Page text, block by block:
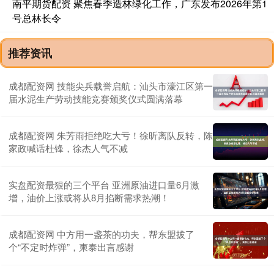
南平期货配资 聚焦春季造林绿化工作，广东发布2026年第1
号总林长令
推荐资讯
成都配资网 技能尖兵载誉启航：汕头市濠江区第一
届水泥生产劳动技能竞赛颁奖仪式圆满落幕
成都配资网 朱芳雨拒绝吃大亏！徐昕离队反转，陈
家政喊话杜锋，徐杰人气不减
实盘配资最狠的三个平台 亚洲原油进口量6月激
增，油价上涨或将从8月掐断需求热潮！
成都配资网 中方用一盏茶的功夫，帮东盟拔了
个“不定时炸弹”，柬泰出言感谢